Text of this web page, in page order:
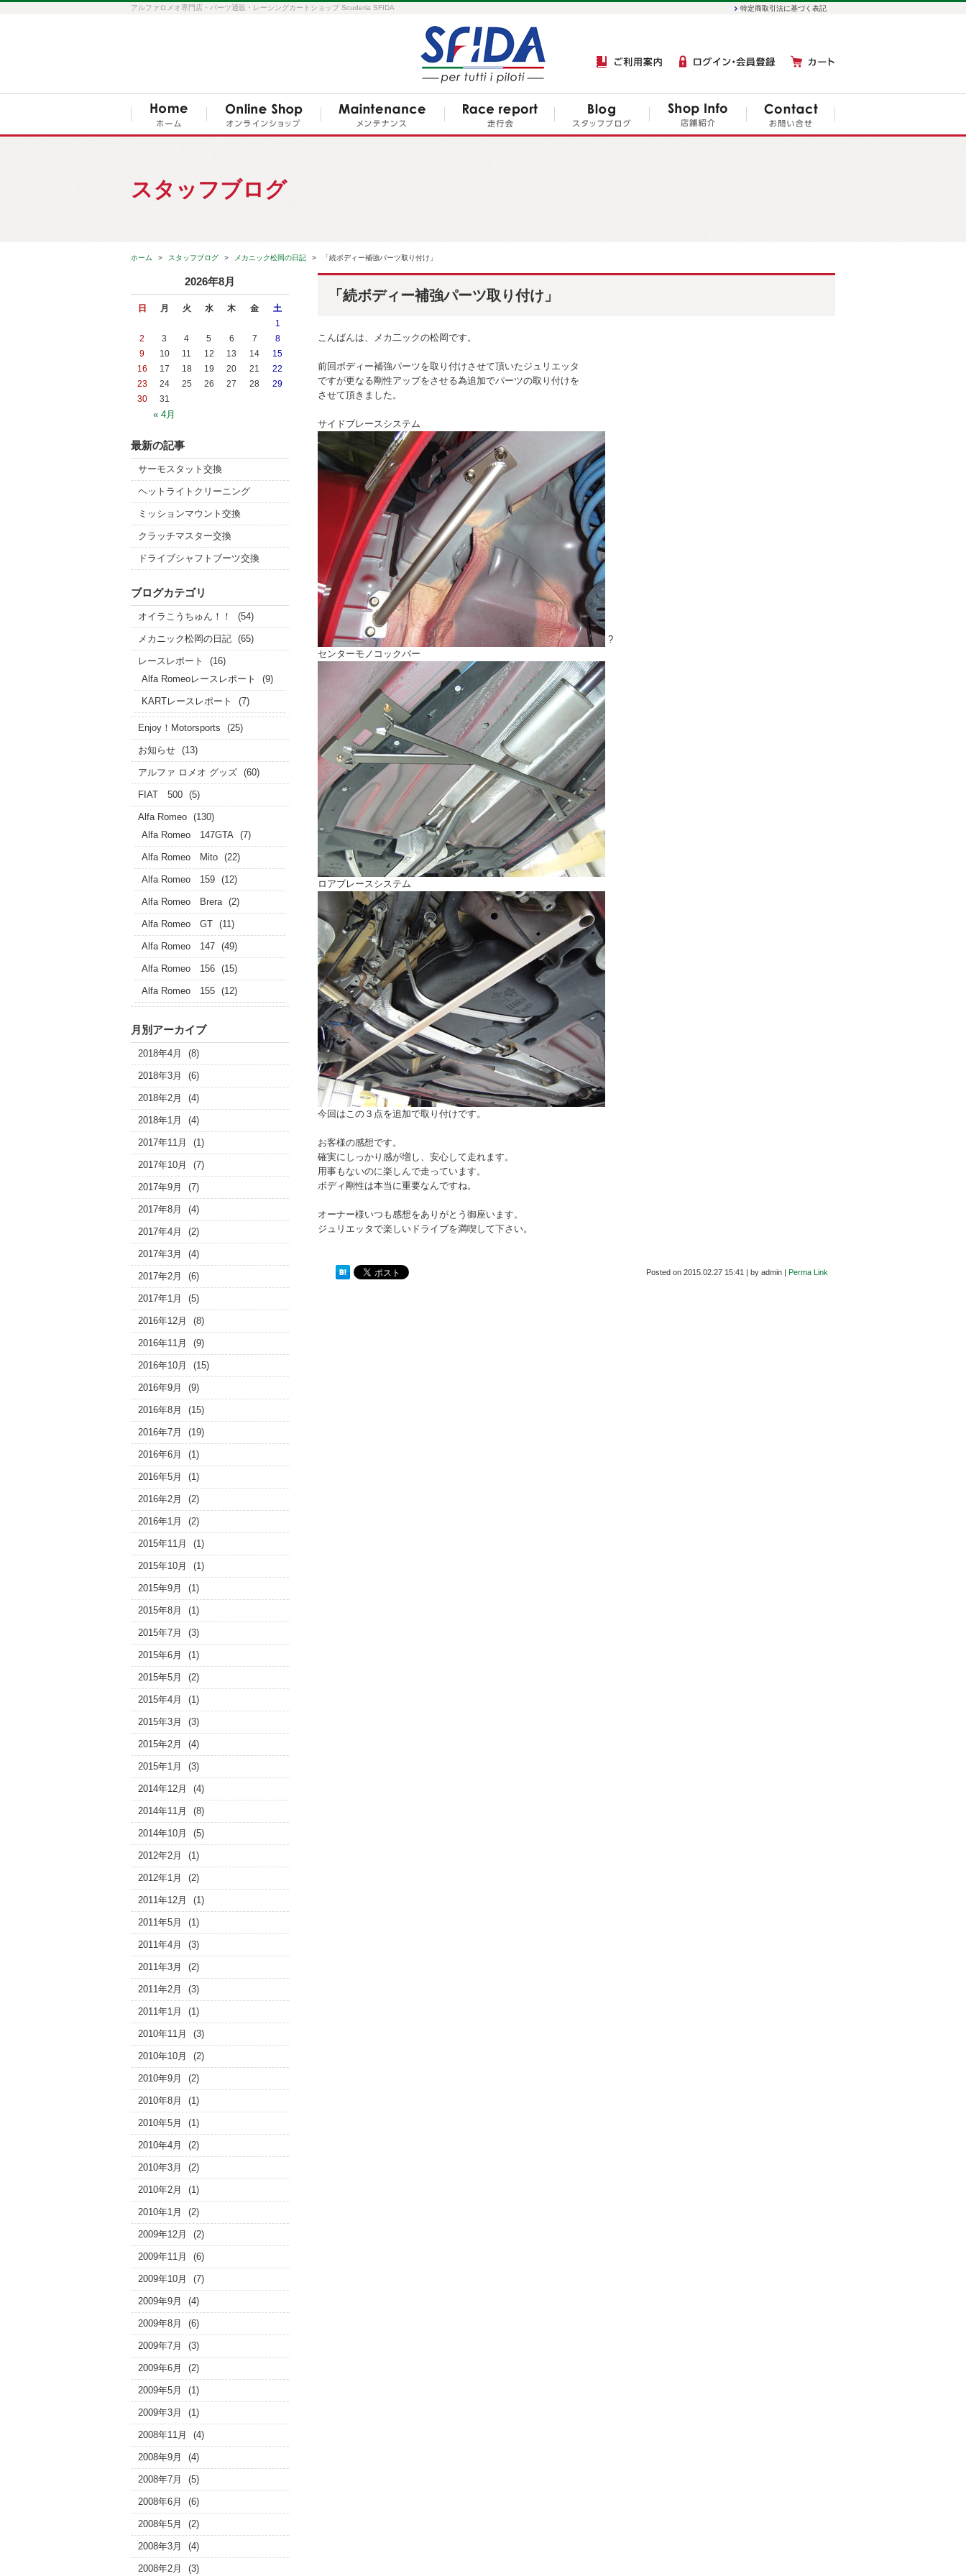
アルファロメオ専門店・パーツ通販・レーシングカートショップ Scuderia SFIDA 特定商取引法に基づく表記
スタッフブログ
ホーム スタッフブログ メカニック松岡の日記 「続ボディー補強パーツ取り付け」
「続ボディー補強パーツ取り付け」
こんばんは、メカ二ックの松岡です。
前回ボディー補強パーツを取り付けさせて頂いたジュリエッタ
ですが更なる剛性アップをさせる為追加でパーツの取り付けを
させて頂きました。
サイドブレースシステム
?
センターモノコックバー
ロアブレースシステム
今回はこの３点を追加で取り付けです。
お客様の感想です。
確実にしっかり感が増し、安心して走れます。
用事もないのに楽しんで走っています。
ボディ剛性は本当に重要なんですね。
オーナー様いつも感想をありがとう御座います。
ジュリエッタで楽しいドライブを満喫して下さい。
Posted on 2015.02.27 15:41 | by admin | Perma Link
2026年8月
日 月 火 水 木 金 土
« 4月
1
2
3 4 5 6 7
8
9
10 11 12 13 14
15
16
17 18 19 20 21
22
23
24 25 26 27 28
29
30
31
最新の記事
サーモスタット交換
ヘットライトクリーニング
ミッションマウント交換
クラッチマスター交換
ドライブシャフトブーツ交換
ブログカテゴリ
オイラこうちゅん！！ (54)
メカニック松岡の日記 (65)
レースレポート
(16)
Alfa Romeoレースレポート
(9)
KARTレースレポート (7)
Enjoy！Motorsports (25)
お知らせ (13)
アルファ ロメオ グッズ (60)
FIAT 500 (5)
Alfa Romeo (130)
Alfa Romeo 147GTA (7)
Alfa Romeo Mito (22)
Alfa Romeo 159 (12)
Alfa Romeo Brera (2)
Alfa Romeo GT (11)
Alfa Romeo 147 (49)
Alfa Romeo 156 (15)
Alfa Romeo 155 (12)
月別アーカイブ
2018年4月 (8)
2018年3月 (6)
2018年2月 (4)
2018年1月 (4)
2017年11月 (1)
2017年10月 (7)
2017年9月 (7)
2017年8月 (4)
2017年4月 (2)
2017年3月 (4)
2017年2月 (6)
2017年1月 (5)
2016年12月 (8)
2016年11月 (9)
2016年10月 (15)
2016年9月 (9)
2016年8月 (15)
2016年7月 (19)
2016年6月 (1)
2016年5月 (1)
2016年2月 (2)
2016年1月 (2)
2015年11月 (1)
2015年10月 (1)
2015年9月 (1)
2015年8月 (1)
2015年7月 (3)
2015年6月 (1)
2015年5月 (2)
2015年4月 (1)
2015年3月 (3)
2015年2月 (4)
2015年1月 (3)
2014年12月 (4)
2014年11月 (8)
2014年10月 (5)
2012年2月 (1)
2012年1月 (2)
2011年12月 (1)
2011年5月 (1)
2011年4月 (3)
2011年3月 (2)
2011年2月 (3)
2011年1月 (1)
2010年11月 (3)
2010年10月 (2)
2010年9月 (2)
2010年8月 (1)
2010年5月 (1)
2010年4月 (2)
2010年3月 (2)
2010年2月 (1)
2010年1月 (2)
2009年12月 (2)
2009年11月 (6)
2009年10月 (7)
2009年9月 (4)
2009年8月 (6)
2009年7月 (3)
2009年6月 (2)
2009年5月 (1)
2009年3月 (1)
2008年11月 (4)
2008年9月 (4)
2008年7月 (5)
2008年6月 (6)
2008年5月 (2)
2008年3月 (4)
2008年2月 (3)